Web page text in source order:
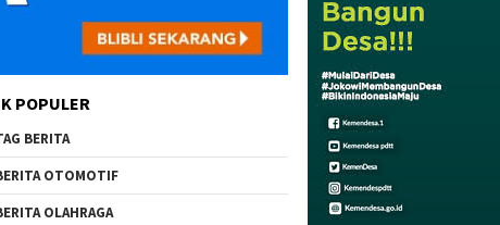
POPULER
BERITA
OTOMOTIF
OLAHRAGA